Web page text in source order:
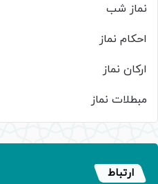
نماز شب
احکام نماز
ارکان نماز
مبطلات نماز
ارتباط